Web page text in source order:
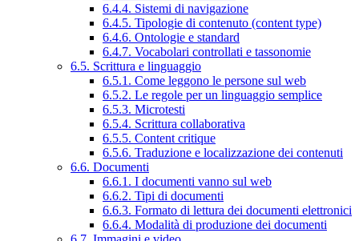
6.4.4. Sistemi di navigazione
6.4.5. Tipologie di contenuto (content type)
6.4.6. Ontologie e standard
6.4.7. Vocabolari controllati e tassonomie
6.5. Scrittura e linguaggio
6.5.1. Come leggono le persone sul web
6.5.2. Le regole per un linguaggio semplice
6.5.3. Microtesti
6.5.4. Scrittura collaborativa
6.5.5. Content critique
6.5.6. Traduzione e localizzazione dei contenuti
6.6. Documenti
6.6.1. I documenti vanno sul web
6.6.2. Tipi di documenti
6.6.3. Formato di lettura dei documenti elettronici
6.6.4. Modalità di produzione dei documenti